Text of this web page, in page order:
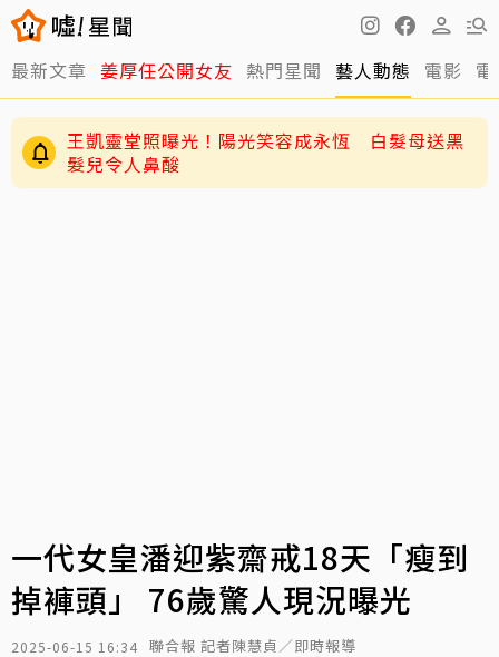
最新文章 姜厚任公開女友 熱門星聞 藝人動態 電影
王凱靈堂照曝光！陽光笑容成永恆 白髮母送黑
髮兒令人鼻酸
一代女皇潘迎紫齋戒18天「瘦到
掉褲頭」 76歲驚人現況曝光
2025-06-15 16:34 聯合報 記者陳慧貞／即時報導